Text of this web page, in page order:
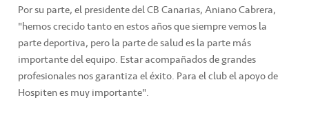
Por su parte, el presidente del CB Canarias, Aniano Cabrera,
"hemos crecido tanto en estos años que siempre vemos la
parte deportiva, pero la parte de salud es la parte más
importante del equipo. Estar acompañados de grandes
profesionales nos garantiza el éxito. Para el club el apoyo de
Hospiten es muy importante".